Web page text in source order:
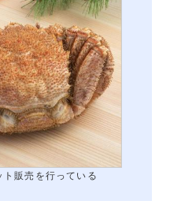
ト販売を行っている